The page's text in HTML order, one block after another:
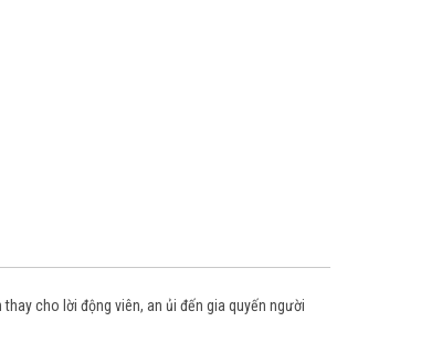
cho lời động viên, an ủi đến gia quyến người